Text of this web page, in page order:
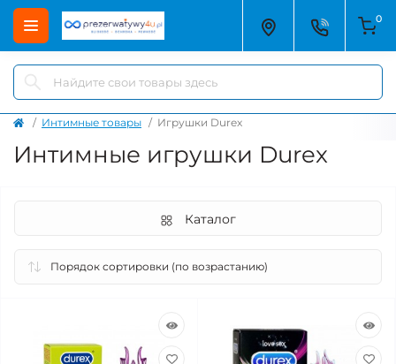
0
Интимные товары Игрушки Durex
Интимные игрушки Durex
Каталог